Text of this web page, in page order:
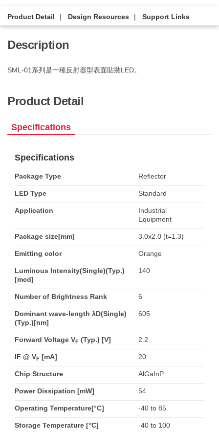
Product Detail Design Resources Support Links
Description
SML-01系列是一種反射器型表面貼裝LED。
Product Detail
Specifications
Specifications
Package Type Reflector
LED Type Standard
Application
Industrial
Equipment
Package size[mm] 3.0x2.0 (t=1.3)
Emitting color Orange
Luminous Intensity(Single)(Typ.)
[mcd]
140
Number of Brightness Rank 6
Dominant wave-length λD(Single)
(Typ.)[nm]
605
Forward Voltage VF (Typ.) [V] 2.2
IF @ VF [mA] 20
Chip Structure AlGaInP
Power Dissipation [mW] 54
Operating Temperature[°C] -40 to 85
Storage Temperature [°C] -40 to 100